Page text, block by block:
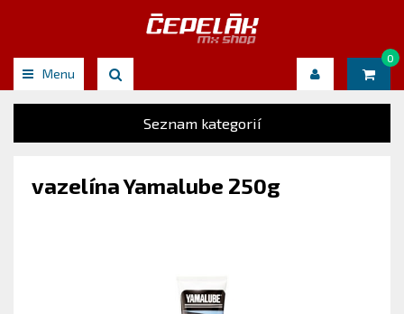
Menu
0
Seznam kategorií
vazelína Yamalube 250g